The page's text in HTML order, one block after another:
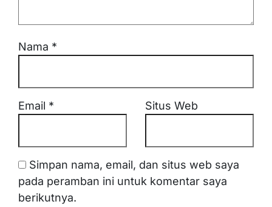
Nama *
Email * Situs Web
Simpan nama, email, dan situs web saya
pada peramban ini untuk komentar saya
berikutnya.